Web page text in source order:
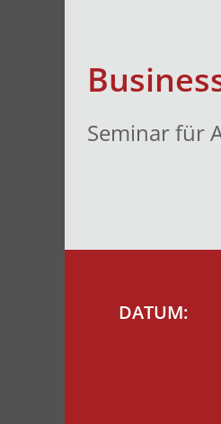
Seminar für
DATUM: